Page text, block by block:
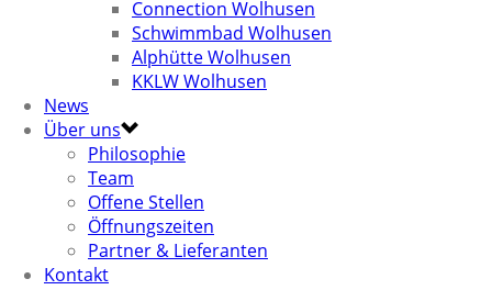
Connection Wolhusen
Schwimmbad Wolhusen
Alphütte Wolhusen
KKLW Wolhusen
News
Über uns
Philosophie
Team
Offene Stellen
Öffnungszeiten
Partner & Lieferanten
Kontakt